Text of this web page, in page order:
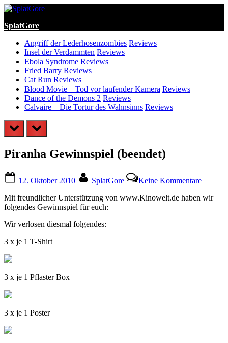
Skip
content
SplatGore
Angriff der Lederhosenzombies Reviews
Insel der Verdammten Reviews
Ebola Syndrome Reviews
Fried Barry Reviews
Cat Run Reviews
Blood Movie – Tod vor laufender Kamera Reviews
Dance of the Demons 2 Reviews
Calvaire – Die Tortur des Wahnsinns Reviews
prev next
Piranha Gewinnspiel (beendet)
on
12. Oktober 2010 SplatGore Keine KommentarePiranha
Mit freundlicher Unterstützung von www.Kinowelt.de haben wir
folgendes Gewinnspiel für euch:
Wir verlosen diesmal folgendes:
3 x je 1 T-Shirt
3 x je 1 Pflaster Box
3 x je 1 Poster